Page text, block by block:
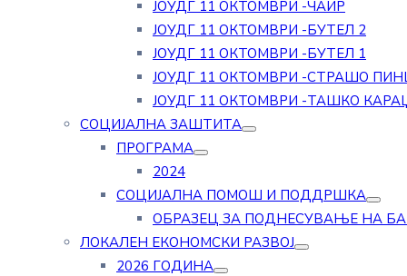
ЈОУДГ 11 ОКТОМВРИ -ЧАИР
ЈОУДГ 11 ОКТОМВРИ -БУТЕЛ 2
ЈОУДГ 11 ОКТОМВРИ -БУТЕЛ 1
ЈОУДГ 11 ОКТОМВРИ -СТРАШО
ЈОУДГ 11 ОКТОМВРИ -ТАШКО
СОЦИЈАЛНА ЗАШТИТА
ПРОГРАМА
2024
СОЦИЈАЛНА ПОМОШ И ПОДДРШКА
ОБРАЗЕЦ ЗА ПОДНЕСУВАЊЕ НА
ЛОКАЛЕН ЕКОНОМСКИ РАЗВОЈ
2026 ГОДИНА